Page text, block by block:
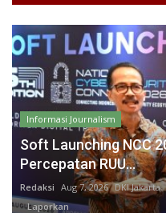
Informasi Journalism
Soft Launching NCC
Percepatan RUU...
Redaksi Aug 7, 2026 DKI Jakarta
Laporkan